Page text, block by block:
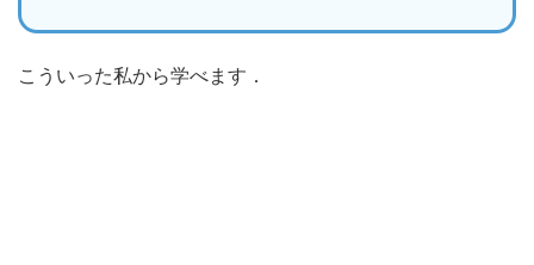
こういった私から学べます．